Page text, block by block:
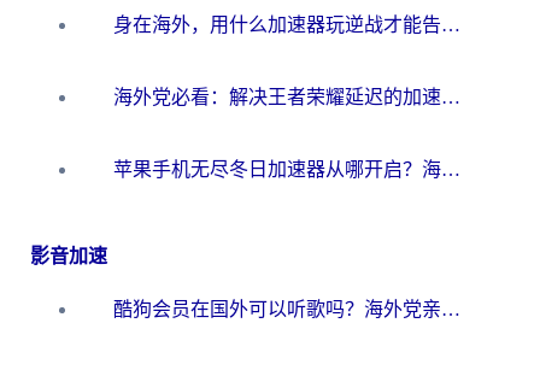
身在海外，用什么加速器玩逆战才能告别延迟？
海外党必看：解决王者荣耀延迟的加速器终极指南——从EVE到猫和老鼠，一个工具全搞定
苹果手机无尽冬日加速器从哪开启？海外玩家的冬日生存指南
影音加速
酷狗会员在国外可以听歌吗？海外党亲测有效：3步解决音乐权限难题